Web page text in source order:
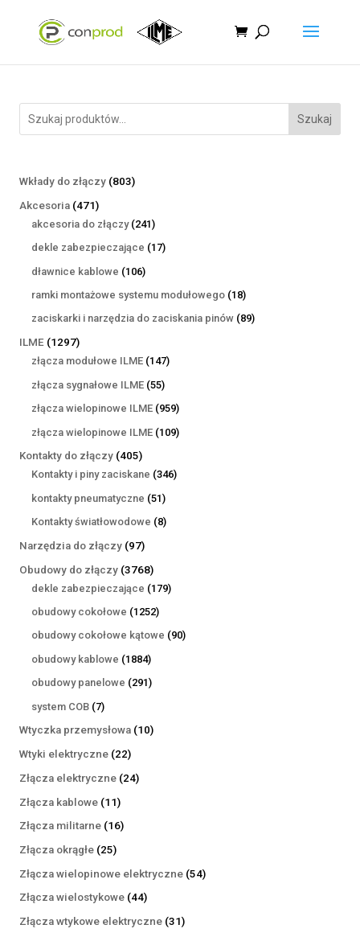
Szukaj
Wkłady do złączy 803803
Akcesoria 471471
produktów
akcesoria do złączy 241241
produktów
dekle zabezpieczające 1717
dławnice kablowe 106106
produktów
ramki montażowe systemu modułowego 1818
produktów
zaciskarki i narzędzia do zaciskania pinów 8989
ILME 12971297
produktów
złącza modułowe ILME 147147
złącza sygnałowe ILME 5555
produktów
złącza wielopinowe ILME 959959
produktów
złącza wielopinowe ILME 109109
Kontakty do złączy 405405
produktów
Kontakty i piny zaciskane 346346
kontakty pneumatyczne 5151
produktów
Kontakty światłowodowe 88
Narzędzia do złączy 9797
produktów
Obudowy do złączy 37683768
produktów
dekle zabezpieczające 179179
obudowy cokołowe 12521252
produkty
obudowy cokołowe kątowe 9090
obudowy kablowe 18841884
produkty
obudowy panelowe 291291
system COB 77
produktów
Wtyczka przemysłowa 1010
Wtyki elektryczne 2222
produkty
Złącza elektryczne 2424
Złącza kablowe 1111
produktów
Złącza militarne 1616
Złącza okrągłe 2525
produktów
Złącza wielopinowe elektryczne 5454
Złącza wielostykowe 4444
produkty
Złącza wtykowe elektryczne 3131